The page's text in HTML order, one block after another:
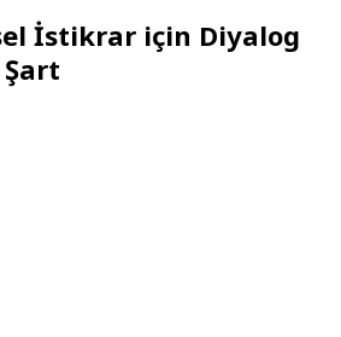
İstikrar için Diyalog